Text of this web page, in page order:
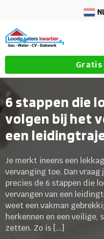
6 stappen die
volgen bij het
een
Je merkt ineens een
vervanging toe. Dan
precies de 6 stappen die
vervangen van een
weet een vakman
herkennen en een
zetten. Zo is […]